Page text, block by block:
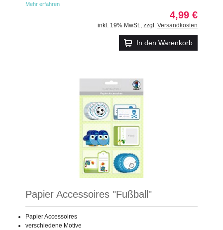
Mehr erfahren
4,99 €
inkl. 19% MwSt. zzgl. Versandkosten
In den Warenkorb
Papier Accessoires "Fußball"
Papier Accessoires
verschiedene Motive